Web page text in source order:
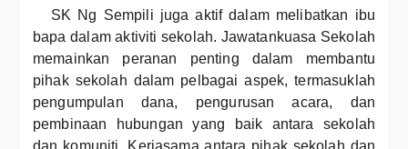
SK Ng Sempili juga aktif dalam melibatkan ibu
bapa dalam aktiviti sekolah. Jawatankuasa Sekolah
memainkan peranan penting dalam membantu
pihak sekolah dalam pelbagai aspek, termasuklah
pengumpulan dana, pengurusan acara, dan
pembinaan hubungan yang baik antara sekolah
dan komuniti. Kerjasama antara pihak sekolah dan